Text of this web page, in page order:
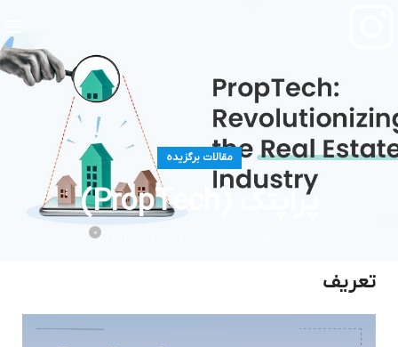
مقالات برگزیده
پراپتک (PropTech)
0
تعریف